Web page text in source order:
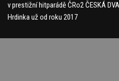
v prestižní hitparádě ČRo2 ČESKÁ
Hrdinka už od roku 2017